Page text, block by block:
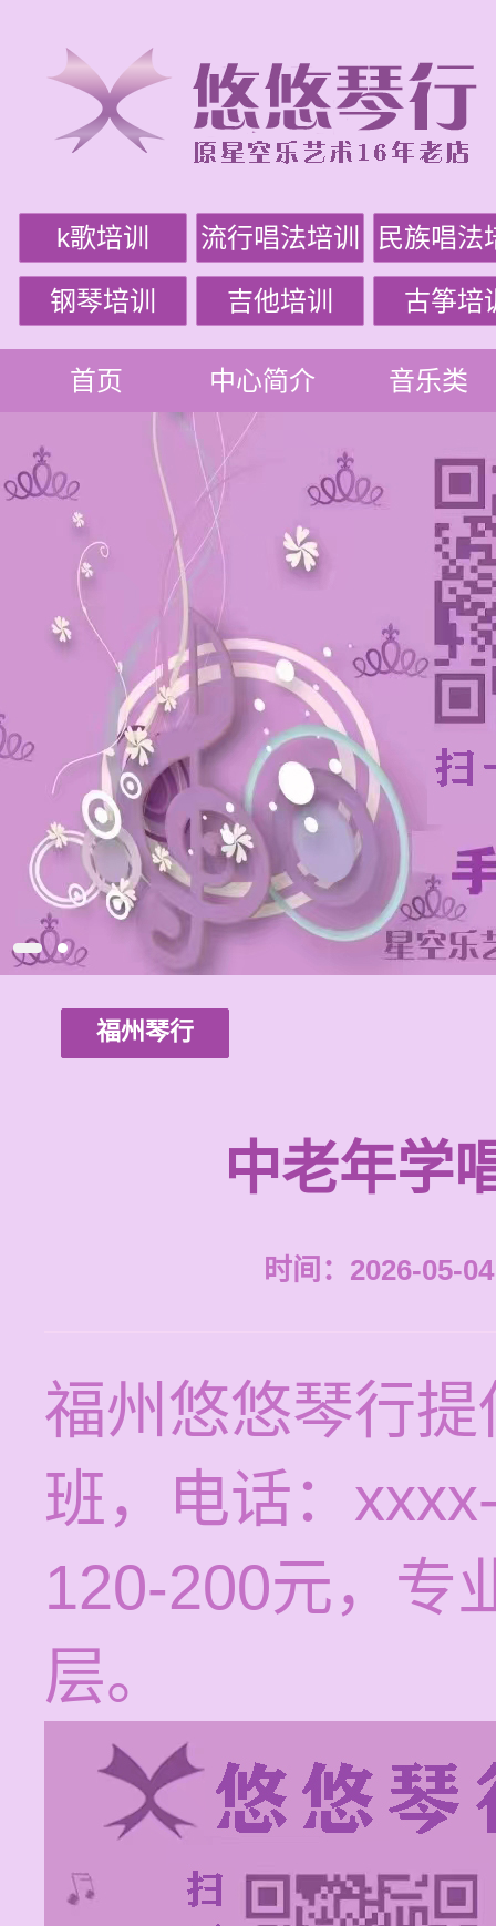
k歌培训 流行唱法培训 民族唱法
钢琴培训 吉他培训 古筝培
首页 中心简介 音乐类
福州琴行
中老年学
时间：2026-05-
福州悠悠琴行
班，电话：
120-200元，专
层。